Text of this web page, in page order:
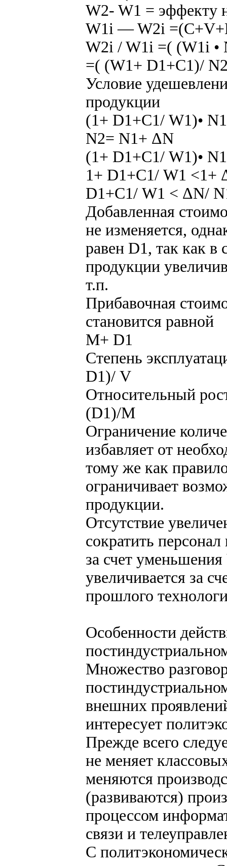
W2- W1 = эффекту
W1i — W2i
W2i / W1i =( (W1i •
=( (W1+ D1+С1)/
Условие
продукции
(1+ D1+С1/ W1)•
N2= N1+ ΔN
(1+ D1+С1/ W1)•
1+ D1+С1/ W1 <1+
D1+С1/ W1 < ΔN/
Добавленная
не изменяется,
равен D1, так как в
продукции
т.п.
Прибавочная
становится равной
М+ D1
Степень
D1)/ V
Относительный
(D1)/М
Ограничение
избавляет от
тому же как
ограничивает
продукции.
Отсутствие
сократить
за счет
увеличивается за
прошлого
Особенности
Множество
внешних
интересует
Прежде всего
не меняет
меняются
(развиваются)
процессом
связи и
С